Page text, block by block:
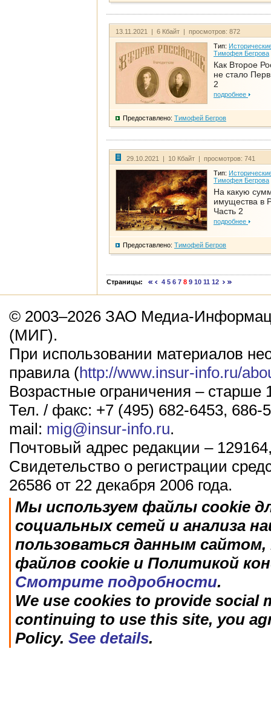
13.11.2021 | 6 Кбайт | просмотров: 872
Тип:
Тимофея Бегрова
Как Второе
не стало
2
подробнее
Предоставлено: Тимофей Бегров
29.10.2021 | 10 Кбайт | просмотров: 741
Тип:
Тимофея Бегрова
На какую
имущества в
Часть 2
подробнее
Предоставлено: Тимофей Бегров
Страницы: 4 5 6 7 8 9 10 11 12
© 2003–2026 ЗАО Медиа-
(МИГ).
При использовании материалов
правила (http://www.insur-info.ru/
Возрастные ограничения – старше
Тел. / факс: +7 (495) 682-6453, 686-
mail: mig@insur-info.ru.
Почтовый адрес редакции –
Свидетельство о регистрации
26586 от 22 декабря 2006 года.
Мы используем файлы cookie
социальных сетей и анализа
пользоваться данным
файлов cookie и Политикой
Смотрите подробности.
We use cookies to provide social
continuing to use this site, you
Policy. See details.